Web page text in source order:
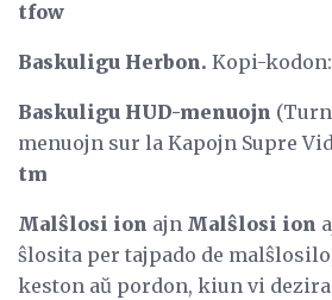
tfow
Baskuligu Herbon. Kopi-kodon:
Baskuligu HUD-menuojn
menuojn sur la Kapojn Supre
tm
Malŝlosi ion ajn Malŝlosi ion
ŝlosita per tajpado de
keston aŭ pordon, kiun vi